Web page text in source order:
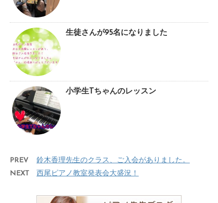
生徒さんが95名になりました
小学生Tちゃんのレッスン
PREV
鈴木香理先生のクラス、ご入会がありました。
NEXT
西尾ピアノ教室発表会大盛況！